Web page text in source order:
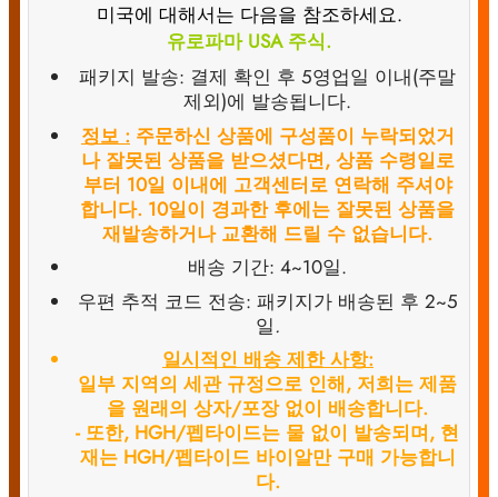
미국에 대해서는 다음을 참조하세요.
유로파마 USA 주식.
패키지 발송: 결제 확인 후 5영업일 이내(주말
제외)에 발송됩니다.
정보 : 주문하신 상품에 구성품이 누락되었거
나 잘못된 상품을 받으셨다면, 상품 수령일로
부터 10일 이내에 고객센터로 연락해 주셔야
합니다. 10일이 경과한 후에는 잘못된 상품을
재발송하거나 교환해 드릴 수 없습니다.
배송 기간: 4~10일.
우편 추적 코드 전송: 패키지가 배송된 후 2~5
일.
일시적인 배송 제한 사항:
일부 지역의 세관 규정으로 인해, 저희는 제품
을 원래의 상자/포장 없이 배송합니다.
- 또한, HGH/펩타이드는 물 없이 발송되며, 현
재는 HGH/펩타이드 바이알만 구매 가능합니
다.